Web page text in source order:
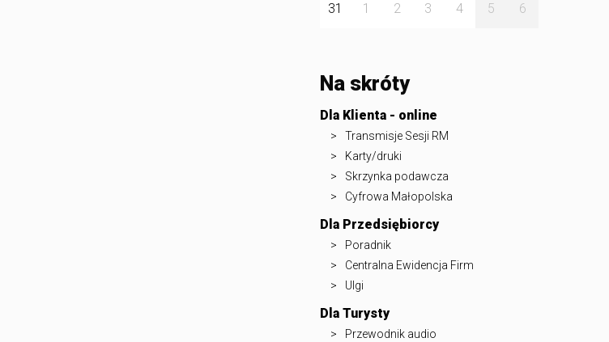
31 1 2 3 4 5 6
Na skróty
Dla Klienta - online
Transmisje Sesji RM
Karty/druki
Skrzynka podawcza
Cyfrowa Małopolska
Dla Przedsiębiorcy
Poradnik
Centralna Ewidencja Firm
Ulgi
Dla Turysty
Przewodnik audio